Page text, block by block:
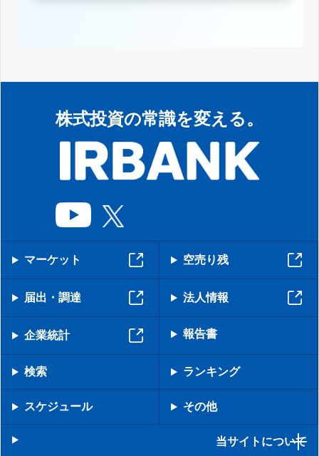
株式投資の常識を変える。
マーケット 空売り残
届出・調達 法人情報
企業統計 報告書
検索 ランキング
スケジュール その他
当サイトについて